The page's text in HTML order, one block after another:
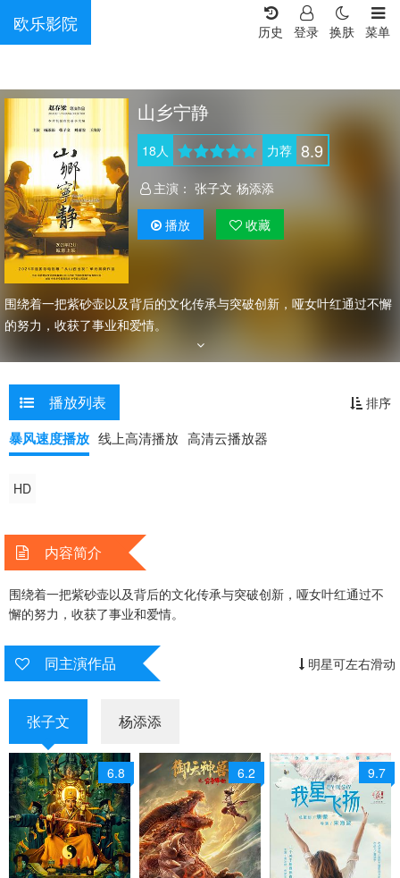
欧乐影院 菜单
换肤
登录
历史
山乡宁静
18人 力荐 8.9
主演： 张子文 杨添添
播放 收藏
围绕着一把紫砂壶以及背后的文化传承与突破创新，哑女叶红通过不懈
的努力，收获了事业和爱情。
播放列表 排序
暴风速度播放 线上高清播放 高清云播放器
HD
内容简介
围绕着一把紫砂壶以及背后的文化传承与突破创新，哑女叶红通过不
懈的努力，收获了事业和爱情。
同主演作品 明星可左右滑动
张子文 杨添添
6.8 6.2 9.7